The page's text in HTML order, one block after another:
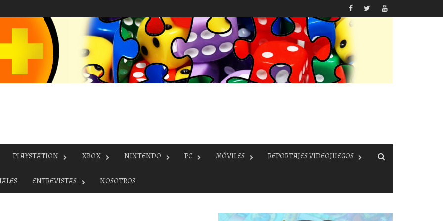
PLAYSTATION XBOX NINTENDO PC MÓVILES REPORTAJES VIDEOJUEGOS
ENTREVISTAS NOSOTROS